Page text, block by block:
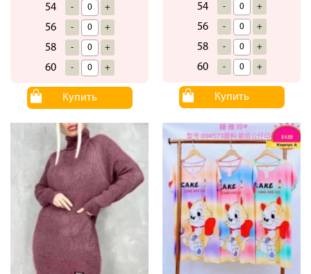
54 - +
56 - +
58 - +
60 - +
Купить
54 - +
56 - +
58 - +
60 - +
Купить